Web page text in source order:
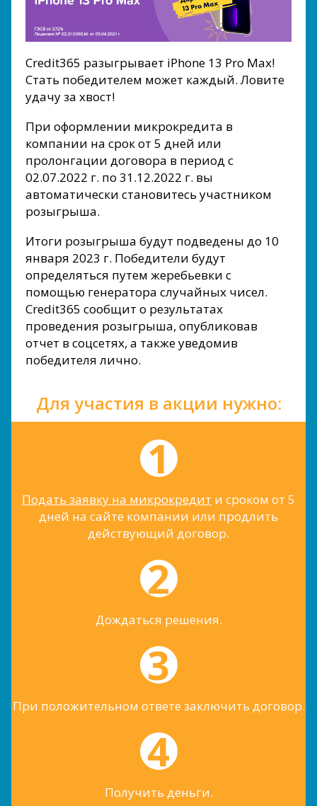
Credit365 разыгрывает iPhone 13 Pro Max!
Стать победителем может каждый. Ловите
удачу за хвост!
При оформлении микрокредита в
компании на срок от 5 дней или
пролонгации договора в период с
02.07.2022 г. по 31.12.2022 г. вы
автоматически становитесь участником
розыгрыша.
Итоги розыгрыша будут подведены до 10
января 2023 г. Победители будут
определяться путем жеребьевки с
помощью генератора случайных чисел.
Credit365 сообщит о результатах
проведения розыгрыша, опубликовав
отчет в соцсетях, а также уведомив
победителя лично.
Для участия в акции нужно:
Подать заявку на микрокредит и сроком от 5
дней на сайте компании или продлить
действующий договор.
Дождаться решения.
При положительном ответе заключить договор.
Получить деньги.